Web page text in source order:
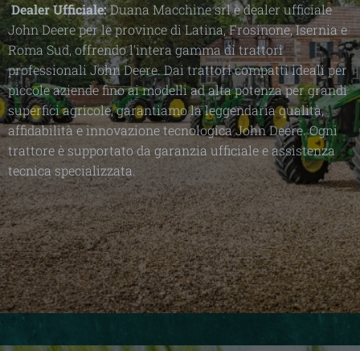
Dealer Ufficiale:Duana Macchine srl è dealer ufficiale
John Deere per le province di Latina, Frosinone, Isernia e
Roma Sud, offrendo l'intera gamma di trattori
professionali John Deere. Dai trattori compatti ideali per
piccole aziende fino ai modelli ad alta potenza per grandi
superfici agricole, garantiamo la leggendaria qualità,
affidabilità e innovazione tecnologica John Deere. Ogni
trattore è supportato da garanzia ufficiale e assistenza
tecnica specializzata.